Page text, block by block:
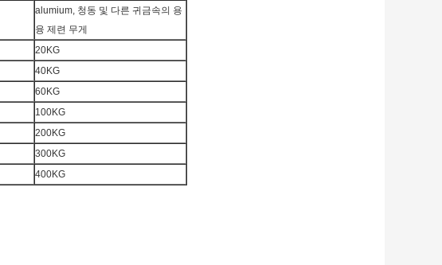
alumium, 청동 및 다른 귀금속의 용
융 제련 무게
20KG
40KG
60KG
100KG
200KG
300KG
400KG